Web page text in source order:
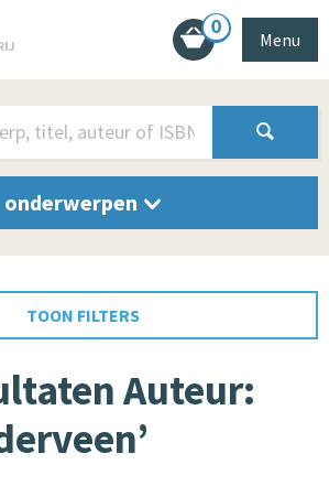
0
Menu
onderwerpen
TOON FILTERS
Auteur: